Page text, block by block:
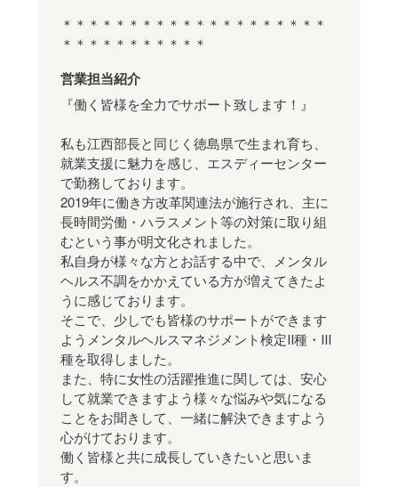
＊＊＊＊＊＊＊＊＊＊＊＊＊＊＊＊＊＊＊＊
＊＊＊＊＊＊＊＊＊＊＊
営業担当紹介
『働く皆様を全力でサポート致します！』
私も江西部長と同じく徳島県で生まれ育ち、
就業支援に魅力を感じ、エスディーセンター
で勤務しております。
2019年に働き方改革関連法が施行され、主に
長時間労働・ハラスメント等の対策に取り組
むという事が明文化されました。
私自身が様々な方とお話する中で、メンタル
ヘルス不調をかかえている方が増えてきたよ
うに感じております。
そこで、少しでも皆様のサポートができます
ようメンタルヘルスマネジメント検定Ⅱ種・Ⅲ
種を取得しました。
また、特に女性の活躍推進に関しては、安心
して就業できますよう様々な悩みや気になる
ことをお聞きして、一緒に解決できますよう
心がけております。
働く皆様と共に成長していきたいと思いま
す。